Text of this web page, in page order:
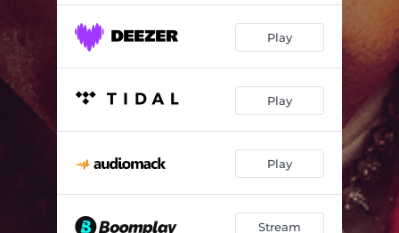
Play
Play
Play
Stream